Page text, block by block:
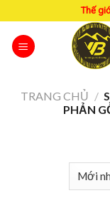
to
content
Thế
TRANG CHỦ /
PHẢN